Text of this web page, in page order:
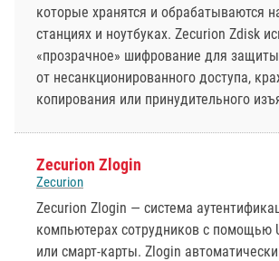
которые хранятся и обрабатываются
станциях и ноутбуках. Zecurion Zdisk
«прозрачное» шифрование для
от несанкционированного доступа,
копирования или принудительного
Zecurion Zlogin
Zecurion
Zecurion Zlogin — система
компьютерах сотрудников с помощью
или смарт-карты. Zlogin